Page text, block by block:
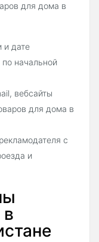
для дома в
и дате
начальной
вебсайты
для дома в
с
и